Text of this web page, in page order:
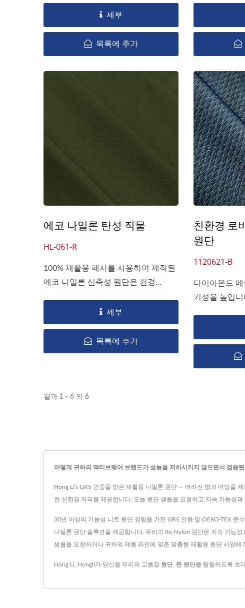
세부
목록에 추가
에코 나일론 탄성 직물
HL-061-R
100% 재활용 폐사를 사용하여 제작된
에코 나일론 신축성 원단은 환경...
세부
목록에 추가
친환경 로
원단
1120621-B
다이아몬드
기성을 높입
결과 1 - 6 의 6
어떻게 귀하의 액티브웨어 브랜드가 성능을 저하시키지 않으면서 검증
Hong Li's GRS 인증을 받은 재활용 나일론 원단 — 버려진 병과 어망을
한 친환경 자격을 제공합니다. 오늘 원단 샘플을 요청하고 지속 가능성
30년 이상의 기능성 니트 원단 경험을 가진 GRS 인증 및 OEKO-TEX
나일론 원단 솔루션을 제공합니다. 우리의 Re-Nylon 원단은 지속 가능
샘플을 요청하거나 귀하의 제품 라인에 맞춘 맞춤형 재활용 원단 사양에
Hong Li, Hongli가 당신을 우리의 고품질 원단, 짠 원단를 탐험하도록 초